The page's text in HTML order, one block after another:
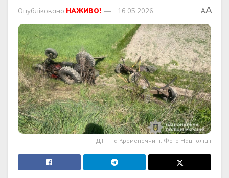
Опубліковано НАЖИВО! 16.05.2026 AA
ДТП на Кременеччині. Фото Нацполіції